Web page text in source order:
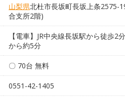
山梨県北杜市長坂町長坂上条2575-
合支所2階)
【電車】JR中央線長坂駅から徒歩2
から約5分
〇 70台 無料
0551-42-1405